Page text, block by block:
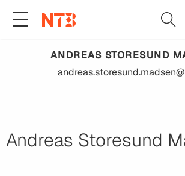
ANDREAS STORESUND
Andreas Storesund